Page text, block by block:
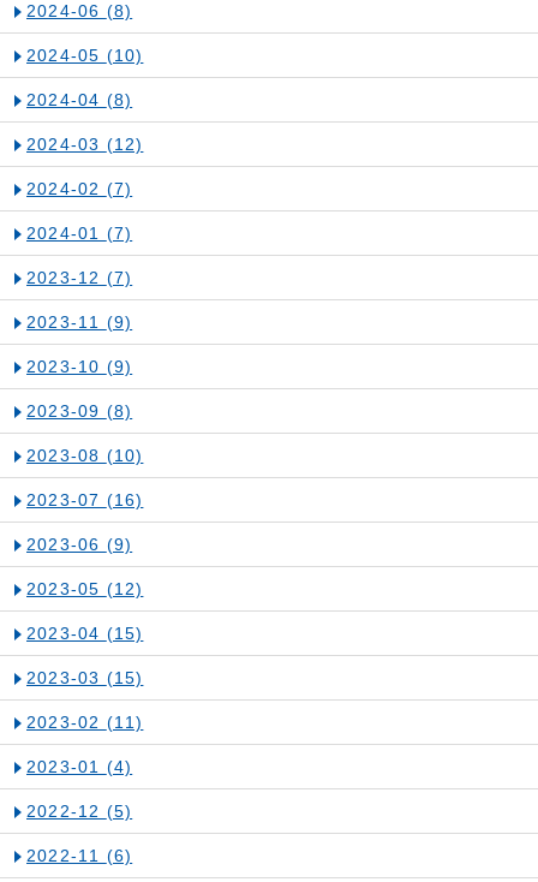
2024-06 (8)
2024-05 (10)
2024-04 (8)
2024-03 (12)
2024-02 (7)
2024-01 (7)
2023-12 (7)
2023-11 (9)
2023-10 (9)
2023-09 (8)
2023-08 (10)
2023-07 (16)
2023-06 (9)
2023-05 (12)
2023-04 (15)
2023-03 (15)
2023-02 (11)
2023-01 (4)
2022-12 (5)
2022-11 (6)